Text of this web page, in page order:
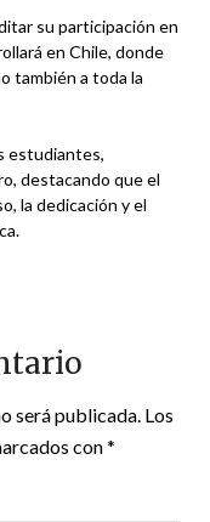
su participación en
en Chile, donde
también a toda la
estudiantes,
destacando que el
la dedicación y el
será publicada. Los
con*